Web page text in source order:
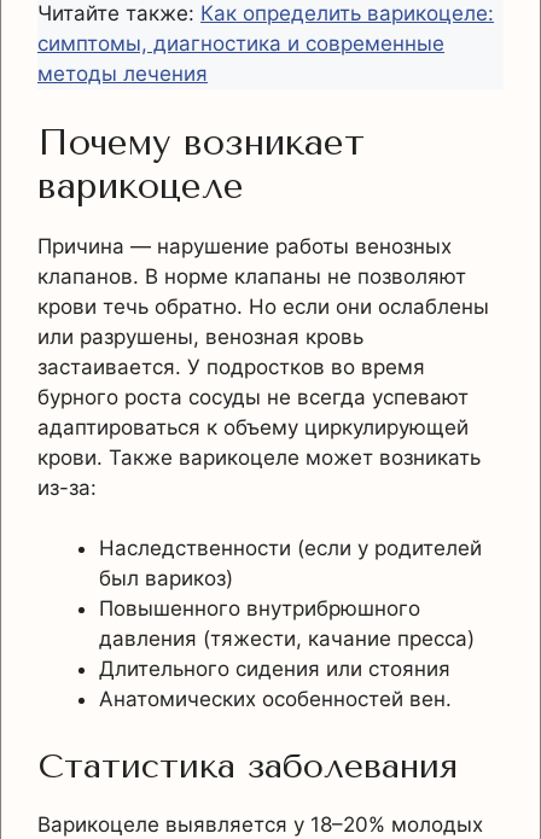
Читайте также: Как определить варикоцеле:
симптомы, диагностика и современные
методы лечения
Почему возникает
варикоцеле
Причина — нарушение работы венозных
клапанов. В норме клапаны не позволяют
крови течь обратно. Но если они ослаблены
или разрушены, венозная кровь
застаивается. У подростков во время
бурного роста сосуды не всегда успевают
адаптироваться к объему циркулирующей
крови. Также варикоцеле может возникать
из-за:
Наследственности (если у родителей
был варикоз)
Повышенного внутрибрюшного
давления (тяжести, качание пресса)
Длительного сидения или стояния
Анатомических особенностей вен.
Статистика заболевания
Варикоцеле выявляется у 18–20% молодых